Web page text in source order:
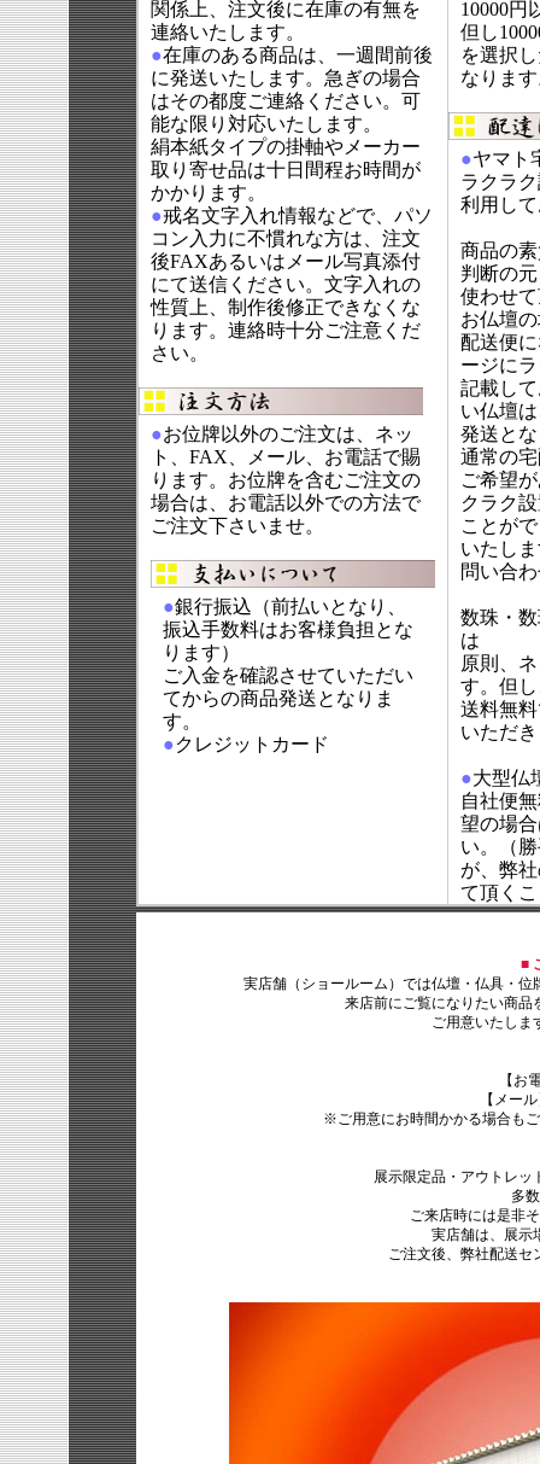
関係上、注文後に在庫の有無を
連絡いたします。
●在庫のある商品は、一週間前後
に発送いたします。急ぎの場合
はその都度ご連絡ください。可
能な限り対応いたします。
絹本紙タイプの掛軸やメーカー
取り寄せ品は十日間程お時間が
かかります。
●戒名文字入れ情報などで、パソ
コン入力に不慣れな方は、注文
後FAXあるいはメール写真添付
にて送信ください。文字入れの
性質上、制作後修正できなくな
ります。連絡時十分ご注意くだ
さい。
●お位牌以外のご注文は、ネッ
ト、FAX、メール、お電話で賜
ります。お位牌を含むご注文の
場合は、お電話以外での方法で
ご注文下さいませ。
●銀行振込（前払いとなり、
振込手数料はお客様負担とな
ります）
ご入金を確認させていただい
てからの商品発送となりま
す。
●クレジットカード
10000円
但し
を選択
なりま
●ヤマト
ラクラ
利用し
商品の
判断の
使わせ
お仏壇
配送便
ージに
記載し
い仏壇
発送と
通常の
ご希望
クラク
ことが
いたし
問い合
数珠・
は
原則、
す。但
送料無
いただ
●大型仏
自社便
望の場
い。（
が、弊
て頂く
■
実店舗（ショールーム）では仏壇・仏具・位
来店前にご覧になりたい商品
ご用意いたしま
【お
【メール
※ご用意にお時間かかる場合もご
展示限定品・アウトレッ
多数
ご来店時には是非
実店舗は、展示
ご注文後、弊社配送セ